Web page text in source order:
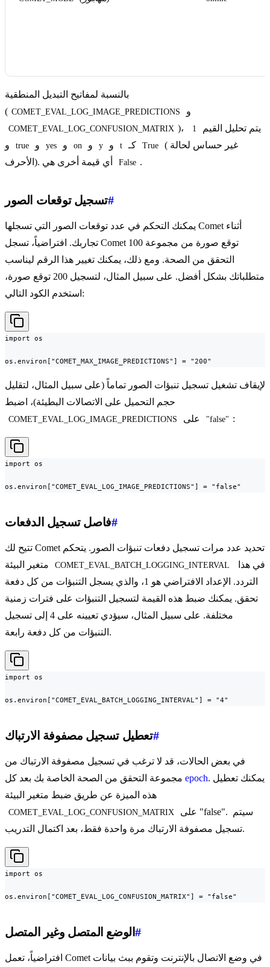
بالنسبة لمفاتيح التبديل المنطقية
( COMET_EVAL_LOG_IMAGE_PREDICTIONS و
COMET_EVAL_LOG_CONFUSION_MATRIX )، يتم تحليل القيم 1
true yes on y t True
(غير حساس لحالة
False .
تسجيل توقعات الصور#
يمكنك التحكم في عدد توقعات الصور التي تسجلها Comet أثناء
تجاربك. افتراضياً، تسجل Comet 100 توقع صورة من مجموعة
التحقق من الصحة. ومع ذلك، يمكنك تغيير هذا الرقم ليناسب
متطلباتك بشكل أفضل. على سبيل المثال، لتسجيل 200 توقع صورة،
استخدم الكود التالي:
import os
os.environ["COMET_MAX_IMAGE_PREDICTIONS"] = "200"
لإيقاف تشغيل تسجيل تنبؤات الصور تماماً (على سبيل المثال، لتقليل
حجم التحميل على الاتصالات البطيئة)، اضبط
COMET_EVAL_LOG_IMAGE_PREDICTIONS "false" :
import os
os.environ["COMET_EVAL_LOG_IMAGE_PREDICTIONS"] = "false"
فاصل تسجيل الدفعات#
تتيح لك Comet تحديد عدد مرات تسجيل دفعات تنبؤات الصور. يتحكم
COMET_EVAL_BATCH_LOGGING_INTERVAL
التردد. الإعداد الافتراضي هو 1، والذي يسجل التنبؤات من كل دفعة
تحقق. يمكنك ضبط هذه القيمة لتسجيل التنبؤات على فترات زمنية
مختلفة. على سبيل المثال، سيؤدي تعيينه على 4 إلى تسجيل
التنبؤات من كل دفعة رابعة.
import os
os.environ["COMET_EVAL_BATCH_LOGGING_INTERVAL"] = "4"
تعطيل تسجيل مصفوفة الارتباك#
في بعض الحالات، قد لا ترغب في تسجيل مصفوفة الارتباك من
epoch. يمكنك تعطيل
هذه الميزة عن طريق ضبط متغير البيئة
COMET_EVAL_LOG_CONFUSION_MATRIX
تسجيل مصفوفة الارتباك مرة واحدة فقط، بعد اكتمال التدريب.
import os
os.environ["COMET_EVAL_LOG_CONFUSION_MATRIX"] = "false"
الوضع المتصل وغير المتصل#
افتراضياً، تعمل Comet في وضع الاتصال بالإنترنت وتقوم ببث بيانات